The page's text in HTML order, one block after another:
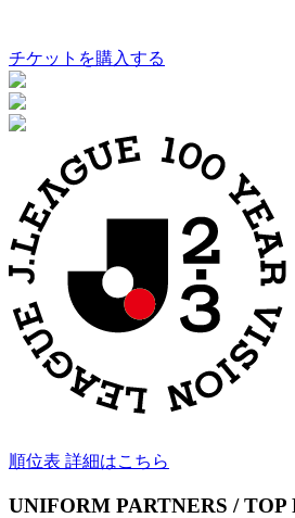
チケットを購入する
順位表 詳細はこちら
UNIFORM PARTNERS / TOP